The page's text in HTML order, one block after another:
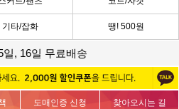
기타/잡화 땡! 500원
일, 16일 무료배송
도매인증 신청 찾아오시는 길